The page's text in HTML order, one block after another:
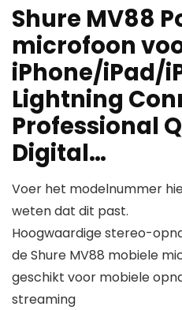
Shure MV88
microfoon
iPhone/iPad/
Lightning
Professional
Digital…
Voer het modelnummer
weten dat dit past.
Hoogwaardige stereo-
de Shure MV88 mobiele
geschikt voor mobiele
streaming